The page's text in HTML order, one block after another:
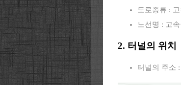
도로종류 :
노선명 : 고
2. 터널의 위치
터널의 주소